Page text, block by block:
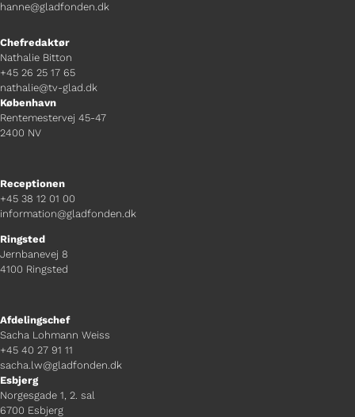
hanne@gladfonden.dk
Chefredaktør
Nathalie Bitton
+45 26 25 17 65
nathalie@tv-glad.dk
København
Rentemestervej 45-47
2400 NV
Receptionen
+45 38 12 01 00
information@gladfonden.dk
Ringsted
Jernbanevej 8
4100 Ringsted
Afdelingschef
Sacha Lohmann Weiss
+45 40 27 91 11
sacha.lw@gladfonden.dk
Esbjerg
Norgesgade 1, 2. sal
6700 Esbjerg